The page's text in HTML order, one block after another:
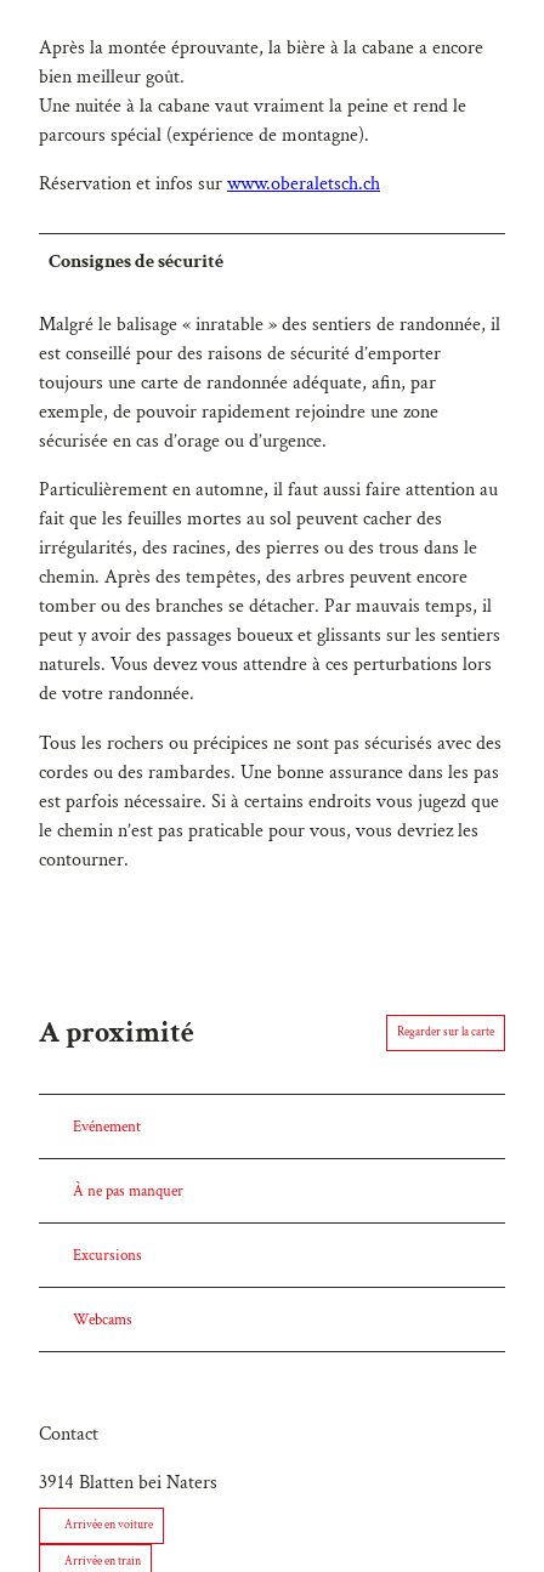
Après la montée éprouvante, la bière à la cabane a encore
bien meilleur goût.
Une nuitée à la cabane vaut vraiment la peine et rend le
parcours spécial (expérience de montagne).
Réservation et infos surwww.oberaletsch.ch
Consignes de sécurité
Malgré le balisage « inratable » des sentiers de randonnée, il
est conseillé pour des raisons de sécurité d’emporter
toujours une carte de randonnée adéquate, afin, par
exemple, de pouvoir rapidement rejoindre une zone
sécurisée en cas d’orage ou d’urgence.
Particulièrement en automne, il faut aussi faire attention au
fait que les feuilles mortes au sol peuvent cacher des
irrégularités, des racines, des pierres ou des trous dans le
chemin. Après des tempêtes, des arbres peuvent encore
tomber ou des branches se détacher. Par mauvais temps, il
peut y avoir des passages boueux et glissants sur les sentiers
naturels. Vous devez vous attendre à ces perturbations lors
de votre randonnée.
Tous les rochers ou précipices ne sont pas sécurisés avec des
cordes ou des rambardes. Une bonne assurance dans les pas
est parfois nécessaire. Si à certains endroits vous jugezd que
le chemin n’est pas praticable pour vous, vous devriez les
contourner.
A proximité Regarder sur la carte
Evénement
À ne pas manquer
Excursions
Webcams
Contact
3914 Blatten bei Naters
Arrivée en voiture
Arrivée en train